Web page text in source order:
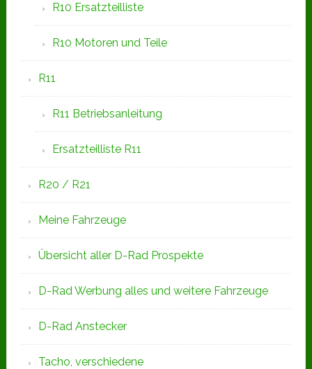
R10 Ersatzteilliste
R10 Motoren und Teile
R11
R11 Betriebsanleitung
Ersatzteilliste R11
R20 / R21
Meine Fahrzeuge
Übersicht aller D-Rad Prospekte
D-Rad Werbung alles und weitere Fahrzeuge
D-Rad Anstecker
Tacho, verschiedene